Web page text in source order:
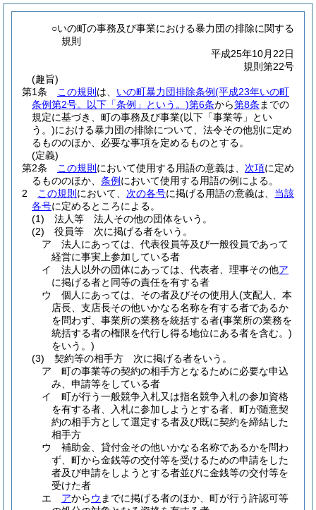
○いの町の事務及び事業における暴力団の排除に関する
規則
平成25年10月22日
規則第22号
(趣旨)
第1条
この規則 は、 いの町暴力団排除条例(平成23年いの町
条例第2号。以下「条例」という。)第6条から第8条 までの
規定に基づき、町の事務及び事業(以下「事業等」とい
う。)における暴力団の排除について、法令その他別に定め
るもののほか、必要な事項を定めるものとする。
(定義)
第2条
この規則 において使用する用語の意義は、 次項に定め
るもののほか、 条例 において使用する用語の例による。
2
この規則 において、 次の各号に掲げる用語の意義は、 当該
各号に定めるところによる。
(1)
法人等 法人その他の団体をいう。
(2)
役員等 次に掲げる者をいう。
ア
法人にあっては、代表役員等及び一般役員であって
経営に事実上参加している者
イ
法人以外の団体にあっては、代表者、理事その他ア
に掲げる者と同等の責任を有する者
ウ
個人にあっては、その者及びその使用人(支配人、本
店長、支店長その他いかなる名称を有する者であるか
を問わず、事業所の業務を統括する者(事業所の業務を
統括する者の権限を代行し得る地位にある者を含む。)
をいう。)
(3)
契約等の相手方 次に掲げる者をいう。
ア
町の事業等の契約の相手方となるために必要な申込
み、申請等をしている者
イ
町が行う一般競争入札又は指名競争入札の参加資格
を有する者、入札に参加しようとする者、町が随意契
約の相手方として選定する者及び既に契約を締結した
相手方
ウ
補助金、貸付金その他いかなる名称であるかを問わ
ず、町から金銭等の交付等を受けるための申請をした
者及び申請をしようとする者並びに金銭等の交付等を
受けた者
エ
アからウ までに掲げる者のほか、町が行う許認可等